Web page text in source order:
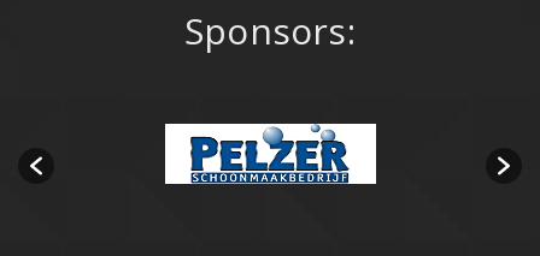
Sponsors: